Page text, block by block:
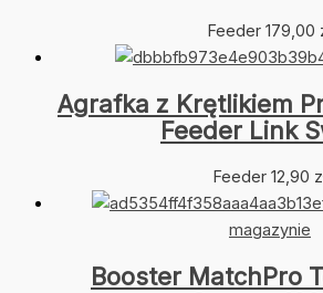
Feeder 179,00
Agrafka z Krętlikiem
Feeder Link
Feeder 12,90
magazynie
Booster MatchPro